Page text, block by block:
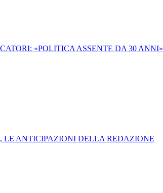
«POLITICA ASSENTE DA 30 ANNI»
ANTICIPAZIONI DELLA REDAZIONE